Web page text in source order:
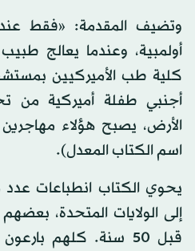
وتضيف المقدمة: «فقط
أولمبية، وعندما يعالج
كلية طب الأميركيين
أجنبي طفلة أميركية
الأرض، يصبح هؤلاء
اسم الكتاب المعدل).
يحوي الكتاب انطباعات عدد
قبل 50 سنة. كلهم